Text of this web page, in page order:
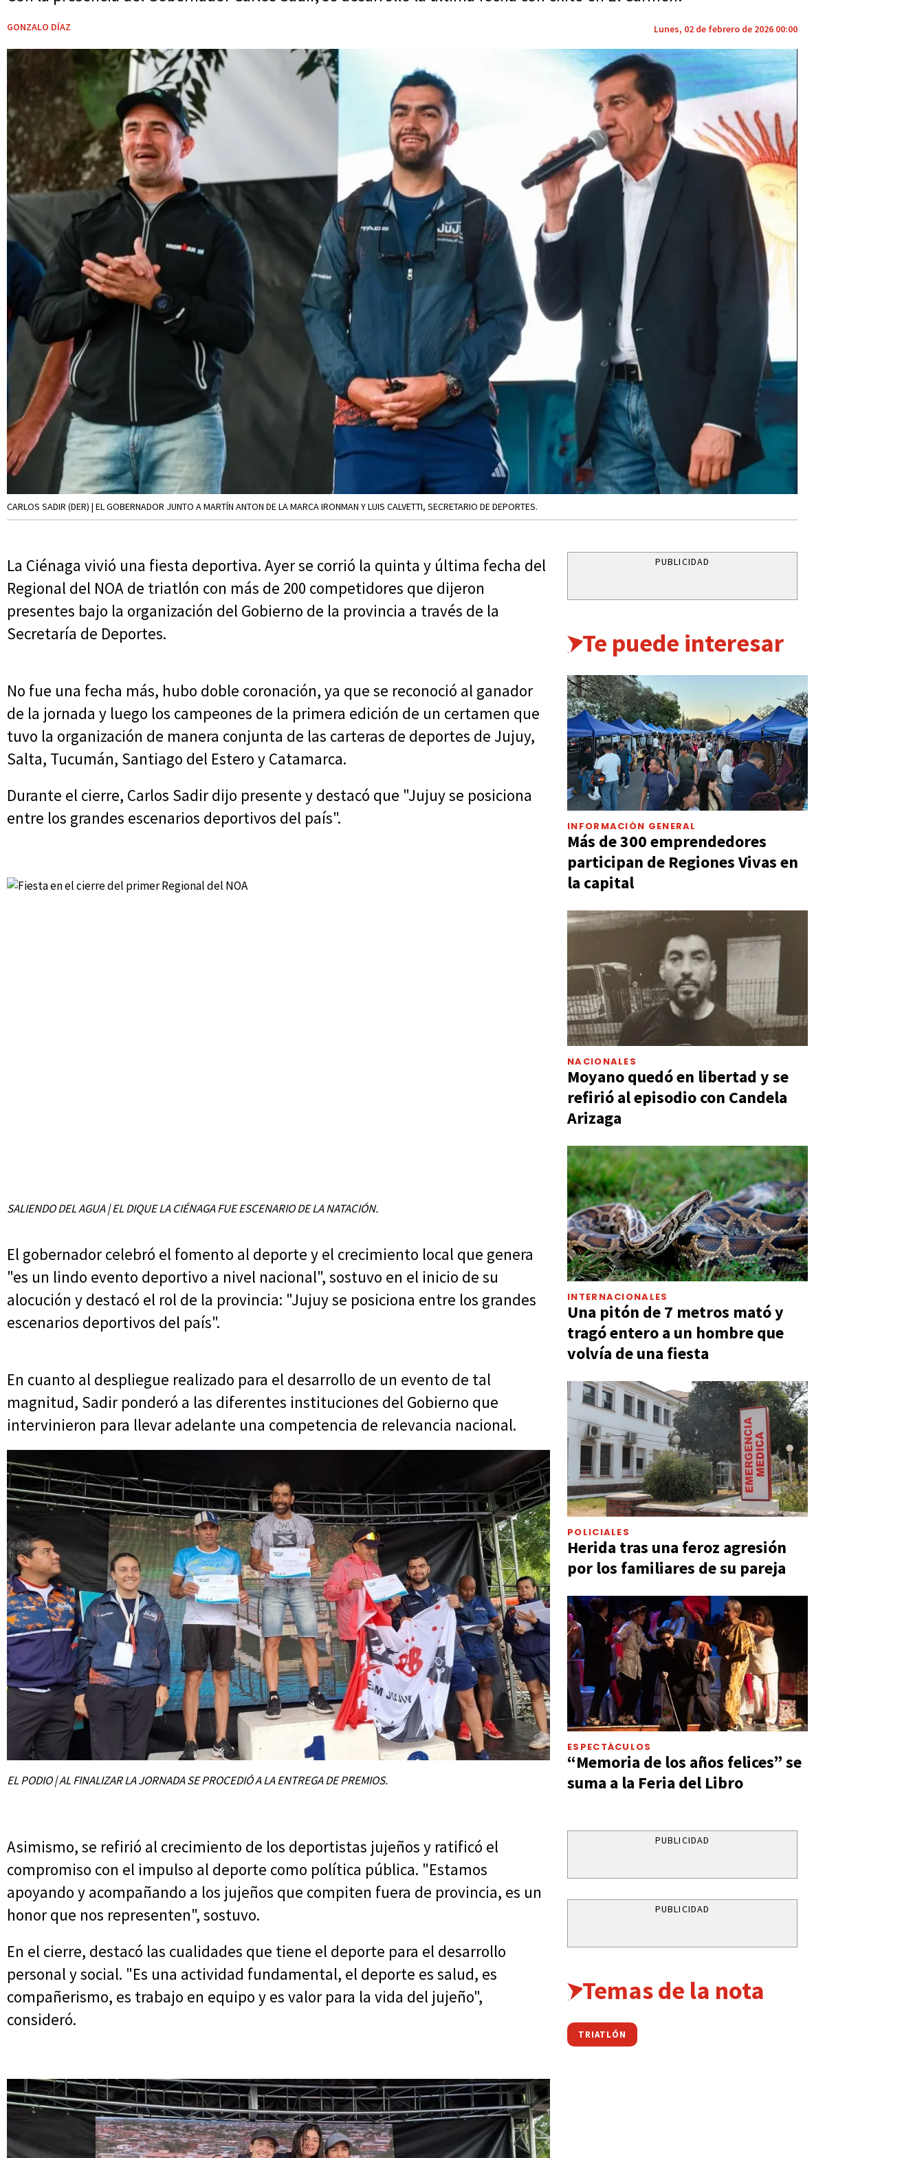
GONZALO DÍAZ Lunes, 02 de febrero de 2026 00:00
CARLOS SADIR (DER) | EL GOBERNADOR JUNTO A MARTÍN ANTON DE LA MARCA IRONMAN Y LUIS CALVETTI, SECRETARIO DE DEPORTES.
La Ciénaga vivió una fiesta deportiva. Ayer se corrió la quinta y última fecha del
Regional del NOA de triatlón con más de 200 competidores que dijeron
presentes bajo la organización del Gobierno de la provincia a través de la
Secretaría de Deportes.
No fue una fecha más, hubo doble coronación, ya que se reconoció al ganador
de la jornada y luego los campeones de la primera edición de un certamen que
tuvo la organización de manera conjunta de las carteras de deportes de Jujuy,
Salta, Tucumán, Santiago del Estero y Catamarca.
Durante el cierre, Carlos Sadir dijo presente y destacó que "Jujuy se posiciona
entre los grandes escenarios deportivos del país".
SALIENDO DEL AGUA | EL DIQUE LA CIÉNAGA FUE ESCENARIO DE LA NATACIÓN.
El gobernador celebró el fomento al deporte y el crecimiento local que genera
"es un lindo evento deportivo a nivel nacional", sostuvo en el inicio de su
alocución y destacó el rol de la provincia: "Jujuy se posiciona entre los grandes
escenarios deportivos del país".
En cuanto al despliegue realizado para el desarrollo de un evento de tal
magnitud, Sadir ponderó a las diferentes instituciones del Gobierno que
intervinieron para llevar adelante una competencia de relevancia nacional.
EL PODIO | AL FINALIZAR LA JORNADA SE PROCEDIÓ A LA ENTREGA DE PREMIOS.
Asimismo, se refirió al crecimiento de los deportistas jujeños y ratificó el
compromiso con el impulso al deporte como política pública. "Estamos
apoyando y acompañando a los jujeños que compiten fuera de provincia, es un
honor que nos representen", sostuvo.
En el cierre, destacó las cualidades que tiene el deporte para el desarrollo
personal y social. "Es una actividad fundamental, el deporte es salud, es
compañerismo, es trabajo en equipo y es valor para la vida del jujeño",
consideró.
PUBLICIDAD
Te puede interesar
INFORMACIÓN GENERAL
Más de 300 emprendedores
participan de Regiones Vivas en
la capital
NACIONALES
Moyano quedó en libertad y se
refirió al episodio con Candela
Arizaga
INTERNACIONALES
Una pitón de 7 metros mató y
tragó entero a un hombre que
volvía de una fiesta
POLICIALES
Herida tras una feroz agresión
por los familiares de su pareja
ESPECTÁCULOS
“Memoria de los años felices” se
suma a la Feria del Libro
PUBLICIDAD
PUBLICIDAD
Temas de la nota
TRIATLÓN